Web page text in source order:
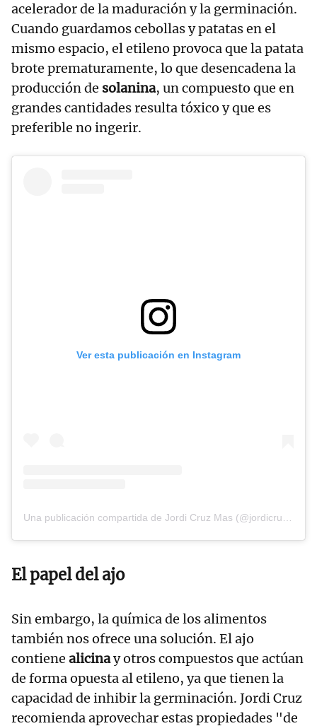
acelerador de la maduración y la germinación.
Cuando guardamos cebollas y patatas en el
mismo espacio, el etileno provoca que la patata
brote prematuramente, lo que desencadena la
producción de solanina, un compuesto que en
grandes cantidades resulta tóxico y que es
preferible no ingerir.
Ver esta publicación en Instagram
El papel del ajo
Sin embargo, la química de los alimentos
también nos ofrece una solución. El ajo
contiene alicinay otros compuestos que actúan
de forma opuesta al etileno, ya que tienen la
capacidad de inhibir la germinación. Jordi Cruz
recomienda aprovechar estas propiedades "de